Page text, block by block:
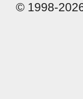
© 1998-